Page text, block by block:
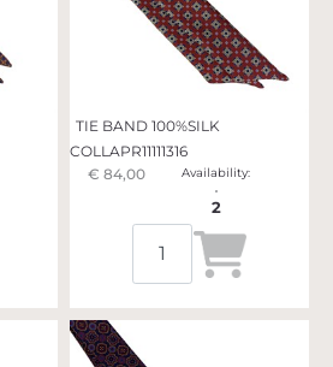
TIE BAND 100%SILK
COLLAPR11111316
€ 84,00
Availability:
2
Quantità